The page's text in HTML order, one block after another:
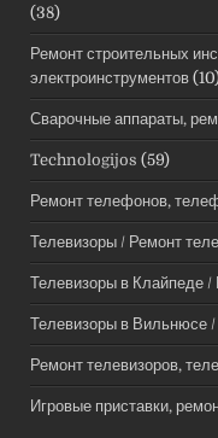
(38)
Ремонт строительных
электроинструментов
Сварочные аппараты,
Technologijos (59)
Ремонт телефонов,
Телевизоры / Ремонт
Телевизоры в Клайпеде /
Телевизоры в Вильнюсе
Ремонт телевизоров,
Игровые приставки,